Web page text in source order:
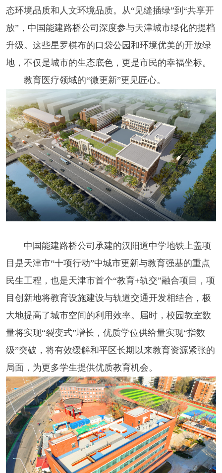
态环境品质和人文环境品质。从“见缝插绿”到“共享开
放”，中国能建路桥公司深度参与天津城市绿化的提档
升级。这些星罗棋布的口袋公园和环境优美的开放绿
地，不仅是城市的生态底色，更是市民的幸福坐标。
教育医疗领域的“微更新”更见匠心。
中国能建路桥公司承建的汉阳道中学地铁上盖项
目是天津市“十项行动”中城市更新与教育强基的重点
民生工程，也是天津市首个“教育+轨交”融合项目，项
目创新地将教育设施建设与轨道交通开发相结合，极
大地提高了城市空间的利用效率。届时，校园教室数
量将实现“裂变式”增长，优质学位供给量实现“指数
级”突破，将有效缓解和平区长期以来教育资源紧张的
局面，为更多学生提供优质教育机会。